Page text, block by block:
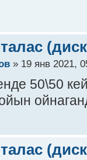
» 19 янв 2021,
50\50